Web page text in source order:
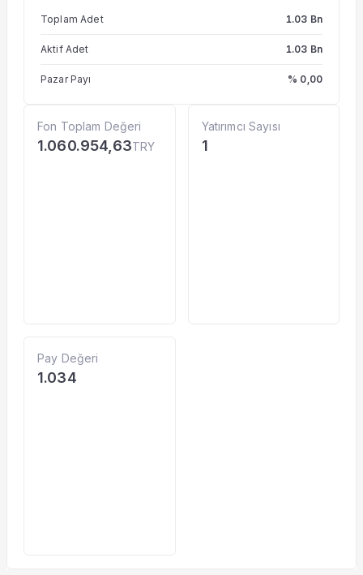
Toplam Adet 1.03 Bn
Aktif Adet 1.03 Bn
Pazar Payı % 0,00
Fon Toplam Değeri
1.060.954,63TRY
Yatırımcı Sayısı
1
Pay Değeri
1.034